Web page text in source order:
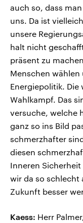
auch so, dass
uns. Da ist
unsere
halt nicht
präsent zu
Menschen
Energiepolitik. Die
Wahlkampf. Das
versuche, welche
ganz so ins Bild
schmerzhafter
diesen
Inneren
wir da so schlecht
Zukunft besser
Kaess: Herr